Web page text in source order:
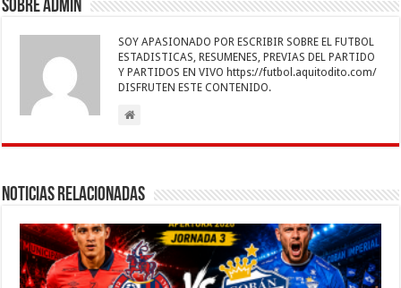
Sobre admin
SOY APASIONADO POR ESCRIBIR SOBRE EL FUTBOL
ESTADISTICAS, RESUMENES, PREVIAS DEL PARTIDO
Y PARTIDOS EN VIVO https://futbol.aquitodito.com/
DISFRUTEN ESTE CONTENIDO.
Noticias Relacionadas